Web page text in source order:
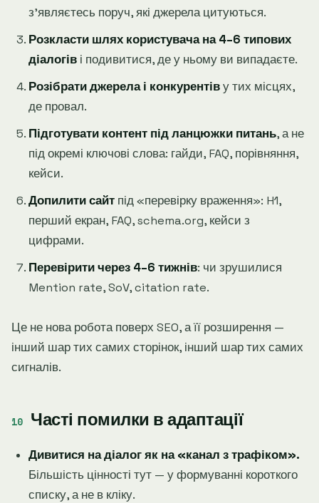
зʼявляєтесь поруч, які джерела цитуються.
Розкласти шлях користувача на 4–6 типових
діалогів і подивитися, де у ньому ви випадаєте.
Розібрати джерела і конкурентіву тих місцях,
де провал.
Підготувати контент під ланцюжки питань, а не
під окремі ключові слова: гайди, FAQ, порівняння,
кейси.
Допилити сайт під «перевірку враження»: H1,
перший екран, FAQ, schema.org, кейси з
цифрами.
Перевірити через 4–6 тижнів: чи зрушилися
Mention rate, SoV, citation rate.
Це не нова робота поверх SEO, а її розширення —
інший шар тих самих сторінок, інший шар тих самих
сигналів.
Часті помилки в адаптації
Дивитися на діалог як на «канал з трафіком».
Більшість цінності тут — у формуванні короткого
списку, а не в кліку.